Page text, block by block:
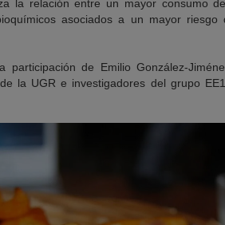
la relación entre un mayor consumo
asociados a un mayor
participación de Emilio González-
la UGR e investigadores del grupo